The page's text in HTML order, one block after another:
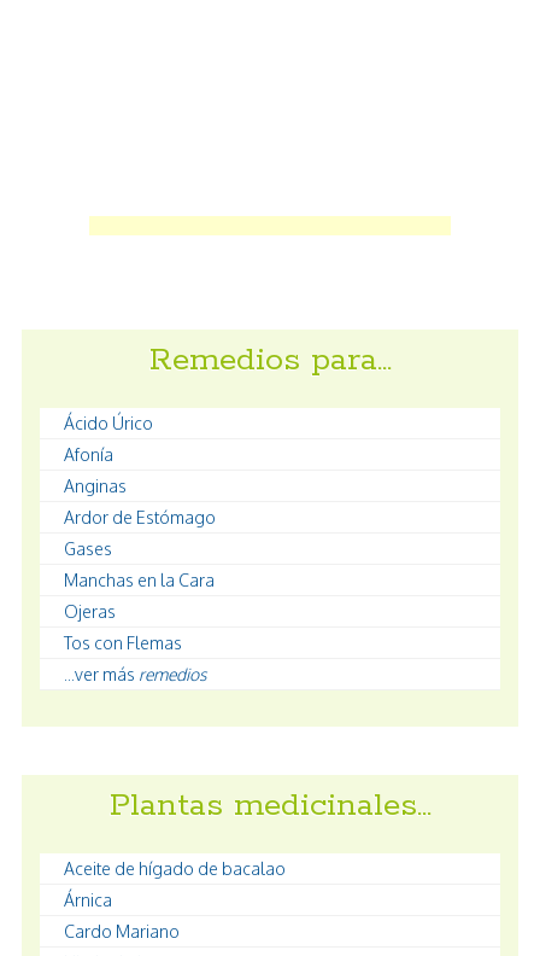
Remedios para…
Ácido Úrico
Afonía
Anginas
Ardor de Estómago
Gases
Manchas en la Cara
Ojeras
Tos con Flemas
...ver más remedios
Plantas medicinales…
Aceite de hígado de bacalao
Árnica
Cardo Mariano